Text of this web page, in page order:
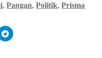
,Pangan,Politik,Prisma